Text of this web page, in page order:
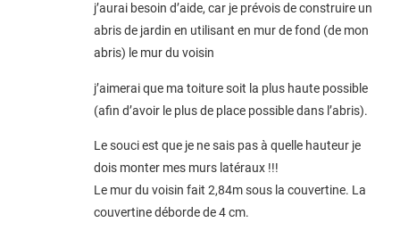
j’aurai besoin d’aide, car je prévois de construire un
abris de jardin en utilisant en mur de fond (de mon
abris) le mur du voisin
j’aimerai que ma toiture soit la plus haute possible
(afin d’avoir le plus de place possible dans l’abris).
Le souci est que je ne sais pas à quelle hauteur je
dois monter mes murs latéraux !!!
Le mur du voisin fait 2,84m sous la couvertine. La
couvertine déborde de 4 cm.